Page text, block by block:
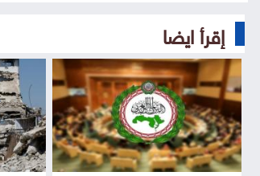
إقرأ ايضا